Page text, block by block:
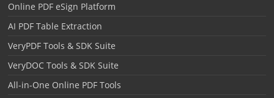
Online PDF eSign Platform
AI PDF Table Extraction
VeryPDF Tools & SDK Suite
VeryDOC Tools & SDK Suite
All-in-One Online PDF Tools